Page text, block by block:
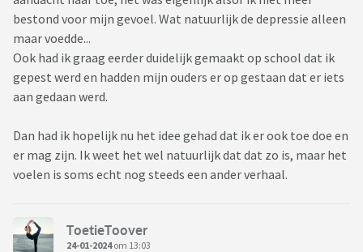
bestond voor mijn gevoel. Wat natuurlijk de depressie alleen
maar voedde...
Ook had ik graag eerder duidelijk gemaakt op school dat ik
gepest werd en hadden mijn ouders er op gestaan dat er iets
aan gedaan werd.
Dan had ik hopelijk nu het idee gehad dat ik er ook toe doe en
er mag zijn. Ik weet het wel natuurlijk dat dat zo is, maar het
voelen is soms echt nog steeds een ander verhaal.
ToetieToover
24-01-2024om 13:03